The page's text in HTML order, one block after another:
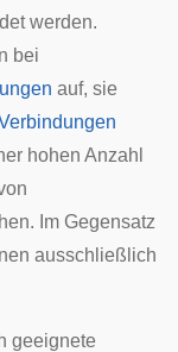
werden.
bei
auf, sie
hohen Anzahl
Im Gegensatz
ausschließlich
geeignete